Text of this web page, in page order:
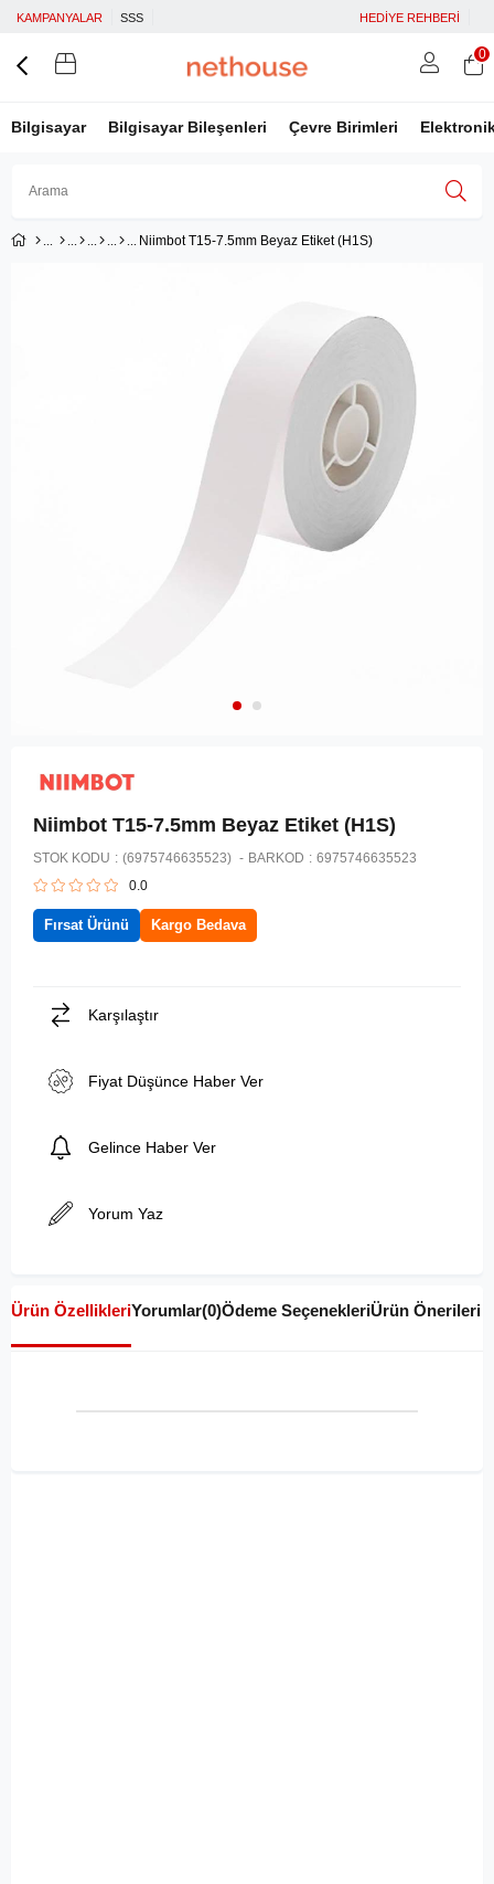
KAMPANYALAR SSS HEDİYE REHBERİ
Bilgisayar Bilgisayar Bileşenleri Çevre Birimleri
Facebook İle Bağlan
0
Niimbot T15-7.5mm Beyaz Etiket (H1S)
Niimbot T15-7.5mm Beyaz Etiket (H1S)
STOK KODU (6975746635523) BARKOD : 6975746635523
0.0
Fırsat Ürünü Kargo Bedava
Karşılaştır
Fiyat Düşünce Haber Ver
Gelince Haber Ver
Yorum Yaz
Ürün ÖzellikleriYorumlar(0)Ödeme SeçenekleriÜrün Önerileri